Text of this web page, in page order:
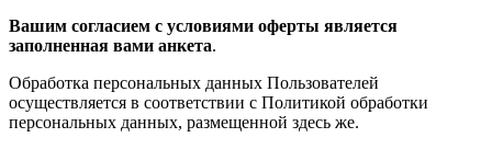
Вашим согласием с условиями оферты является
заполненная вами анкета.
Обработка персональных данных Пользователей
осуществляется в соответствии с Политикой обработки
персональных данных, размещенной здесь же.